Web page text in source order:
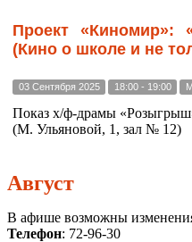
Проект «Киномир»:
(Кино о школе и не
03 Сентября 2025 18:00 - 19:00
Показ х/ф-драмы
(М. Ульяновой, 1, зал № 12)
Август
В афише возможны
Телефон: 72-96-30